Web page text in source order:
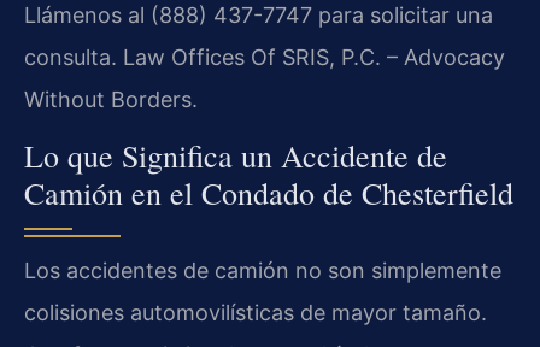
Llámenos al (888) 437-7747 para solicitar una
consulta. Law Offices Of SRIS, P.C. – Advocacy
Without Borders.
Lo que Significa un Accidente de
Camión en el Condado de Chesterfield
Los accidentes de camión no son simplemente
colisiones automovilísticas de mayor tamaño.